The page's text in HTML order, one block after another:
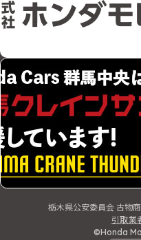
栃木県公安委員会 古物
引取業
©Honda